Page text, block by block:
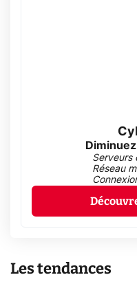
Serveurs
Réseau
Les tendances